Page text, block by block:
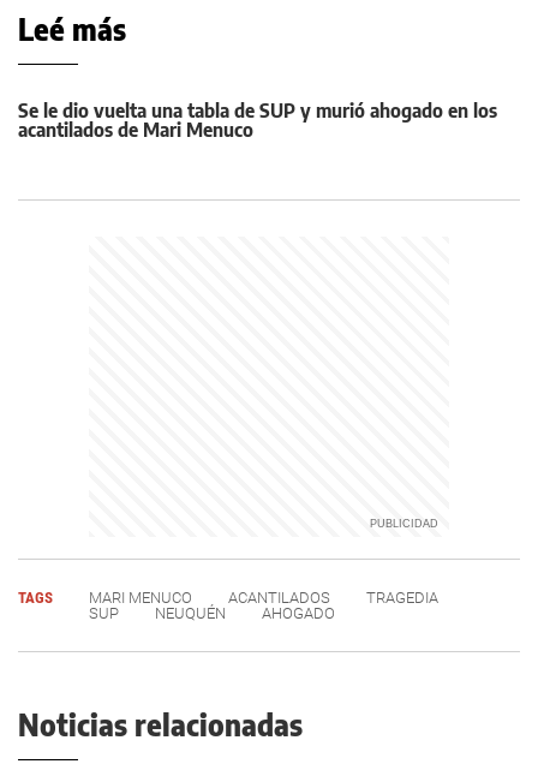
Leé más
Se le dio vuelta una tabla de SUP y murió ahogado en los
acantilados de Mari Menuco
TAGS MARI MENUCO ACANTILADOS
TRAGEDIA
SUP
NEUQUÉN AHOGADO
Noticias relacionadas